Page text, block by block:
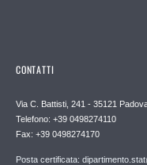
CONTATTI
Via C. Battisti, 241 - 35121
Telefono: +39 0498274110
Fax: +39 0498274170
Posta certificata: